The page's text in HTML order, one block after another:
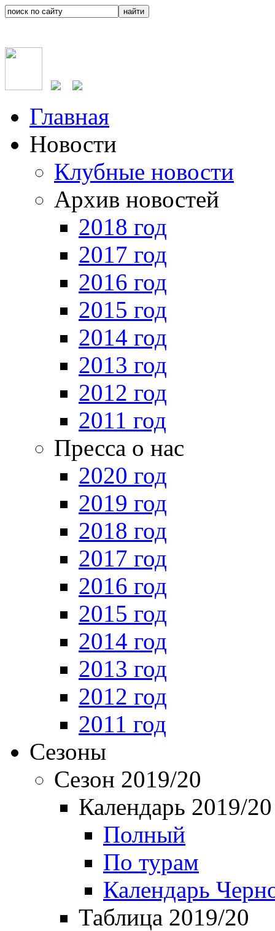
Главная
Новости
Клубные новости
Архив новостей
2018 год
2017 год
2016 год
2015 год
2014 год
2013 год
2012 год
2011 год
Пресса о нас
2020 год
2019 год
2018 год
2017 год
2016 год
2015 год
2014 год
2013 год
2012 год
2011 год
Сезоны
Сезон 2019/20
Календарь 2019/20
Полный
По турам
Календарь
Таблица 2019/20